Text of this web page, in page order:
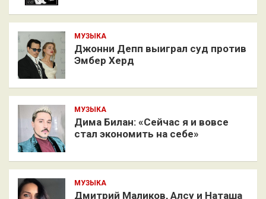
МУЗЫКА
Джонни Депп выиграл суд против
Эмбер Херд
МУЗЫКА
Дима Билан: «Сейчас я и вовсе
стал экономить на себе»
МУЗЫКА
Дмитрий Маликов, Алсу и Наташа